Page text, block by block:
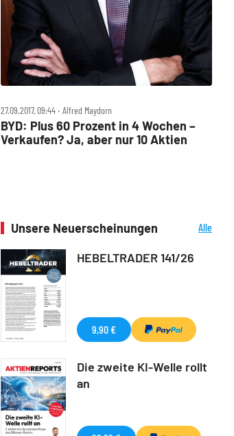
27.09.2017, 09:44 ‧ Alfred Maydorn
BYD: Plus 60 Prozent in 4 Wochen –
Verkaufen? Ja, aber nur 10 Aktien
Unsere Neuerscheinungen
Alle
HEBELTRADER 141/26
9,90 €
Die zweite KI-Welle rollt
an